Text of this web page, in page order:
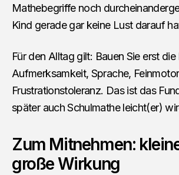
Mathebegriffe noch
Kind gerade gar keine Lust darauf
Für den Alltag gilt: Bauen Sie erst die
Aufmerksamkeit, Sprache,
Frustrationstoleranz. Das ist das
später auch Schulmathe leicht(er)
Zum Mitnehmen:
große Wirkung